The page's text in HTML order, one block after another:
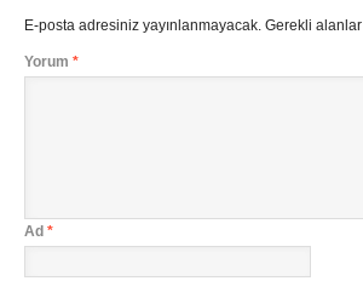
E-posta adresiniz yayınlanmayacak. Gerekli alanlar
Yorum *
Ad *